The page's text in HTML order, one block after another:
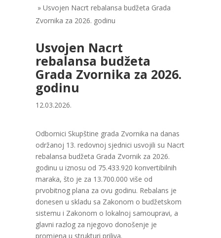
»Usvojen Nacrt rebalansa budžeta Grada
Zvornika za 2026. godinu
Usvojen Nacrt
rebalansa budžeta
Grada Zvornika za 2026.
godinu
12.03.2026.
Odbornici Skupštine grada Zvornika na danas
održanoj 13. redovnoj sjednici usvojili su Nacrt
rebalansa budžeta Grada Zvornik za 2026.
godinu u iznosu od 75.433.920 konvertibilnih
maraka, što je za 13.700.000 više od
prvobitnog plana za ovu godinu. Rebalans je
donesen u skladu sa Zakonom o budžetskom
sistemu i Zakonom o lokalnoj samoupravi, a
glavni razlog za njegovo donošenje je
promjena u strukturi priliva.